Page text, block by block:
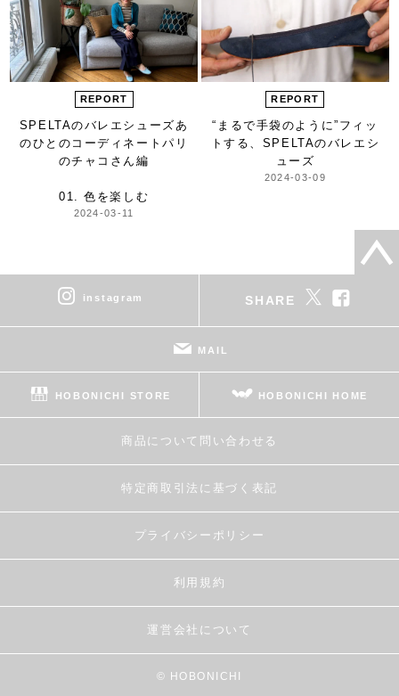
REPORT
SPELTAのバレエシューズ あ
のひとのコーディネートパリ
のチャコさん編
01. 色を楽しむ
2024-03-11
REPORT
“まるで手袋のように”フィッ
トする、 SPELTAのバレエシ
ューズ
2024-03-09
instagram SHARE
MAIL
HOBONICHI STORE HOBONICHI HOME
商品について問い合わせる
特定商取引法に基づく表記
プライバシーポリシー
利用規約
運営会社について
© HOBONICHI